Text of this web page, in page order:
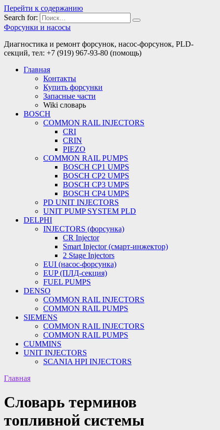
Перейти к содержанию
Search for:
Форсунки и насосы
Диагностика и ремонт форсунок, насос-форсунок, PLD-
секций, тел: +7 (919) 967-93-80 (помощь)
Главная
Контакты
Купить форсунки
Запасные части
Wiki словарь
BOSCH
COMMON RAIL INJECTORS
CRI
CRIN
PIEZO
COMMON RAIL PUMPS
BOSCH CP1 UMPS
BOSCH CP2 UMPS
BOSCH CP3 UMPS
BOSCH CP4 UMPS
PD UNIT INJECTORS
UNIT PUMP SYSTEM PLD
DELPHI
INJECTORS (форсунка)
CR Injector
Smart Injector (смарт-инжектор)
2 Stage Injectors
EUI (насос-форсунка)
EUP (ПЛД-секция)
FUEL PUMPS
DENSO
COMMON RAIL INJECTORS
COMMON RAIL PUMPS
SIEMENS
COMMON RAIL INJECTORS
COMMON RAIL PUMPS
CUMMINS
UNIT INJECTORS
SCANIA HPI INJECTORS
Главная
Словарь терминов
топливной системы